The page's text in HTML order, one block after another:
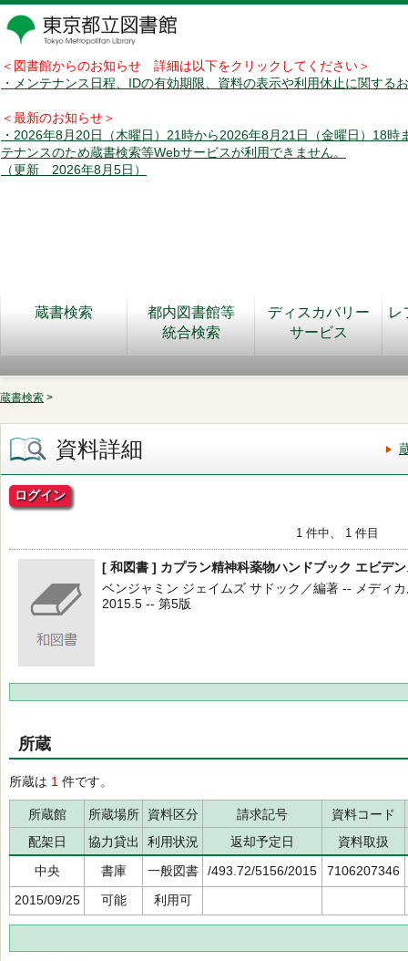
＜図書館からのお知らせ 詳細は以下をクリックしてください＞
・メンテナンス日程、IDの有効期限、資料の表示や利用休止に関する
＜最新のお知らせ＞
・2026年8月20日（木曜日）21時から2026年8月21日（金曜日）18時
テナンスのため蔵書検索等Webサービスが利用できません。
（更新 2026年8月5日）
蔵書検索
都内図書館等
統合検索
ディスカバリー
サービス
レ
蔵書検索 >
資料詳細
ログイン
1 件中、 1 件目
[ 和図書 ] カプラン精神科薬物ハンドブック エビデ
ベンジャミン ジェイムズ サドック／編著 -- メディ
2015.5 -- 第5版
所蔵
所蔵は 1 件です。
所蔵館 所蔵場所 資料区分 請求記号
資料コード
配架日
協力貸出 利用状況 返却予定日
資料取扱
中央
書庫 一般図書 /493.72/5156/2015
7106207346
2015/09/25
可能 利用可